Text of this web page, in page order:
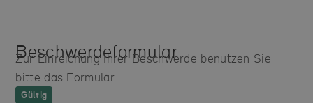
Beschwerdeformular
Zur Einreichung Ihrer Beschwerde benutzen Sie
bitte das Formular.
Gültig